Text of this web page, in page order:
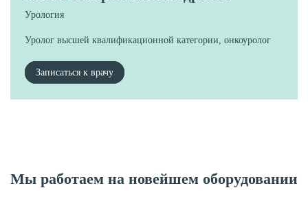
Урология
Уролог высшей квалификационной категории, онкоуролог
Записаться к врачу
Мы работаем на новейшем оборудовании